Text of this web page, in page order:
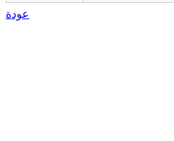
عودة